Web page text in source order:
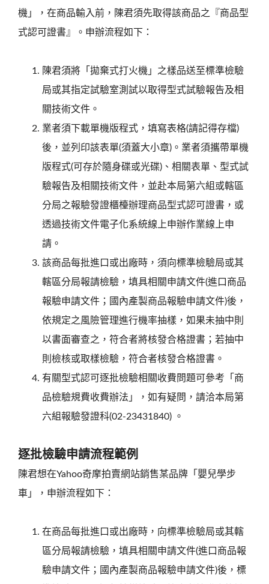
機」，在商品輸入前，陳君須先取得該商品之『商品型
式認可證書』。申辦流程如下：
陳君須將「拋棄式打火機」之樣品送至標準檢驗
局或其指定試驗室測試以取得型式試驗報告及相
關技術文件。
業者須下載單機版程式，填寫表格(請記得存檔)
後，並列印該表單(須蓋大小章)。業者須攜帶單機
版程式(可存於隨身碟或光碟)、相關表單、型式試
驗報告及相關技術文件，並赴本局第六組或轄區
分局之報驗發證櫃檯辦理商品型式認可證書，或
透過技術文件電子化系統線上申辦作業線上申
請。
該商品每批進口或出廠時，須向標準檢驗局或其
轄區分局報請檢驗，填具相關申請文件(進口商品
報驗申請文件；國內產製商品報驗申請文件)後，
依規定之風險管理進行機率抽樣，如果未抽中則
以書面審查之，符合者將核發合格證書；若抽中
則檢核或取樣檢驗，符合者核發合格證書。
有關型式認可逐批檢驗相關收費問題可參考「商
品檢驗規費收費辦法」，如有疑問，請洽本局第
六組報驗發證科(02-23431840) 。
逐批檢驗申請流程範例
陳君想在Yahoo奇摩拍賣網站銷售某品牌「嬰兒學步
車」，申辦流程如下：
在商品每批進口或出廠時，向標準檢驗局或其轄
區分局報請檢驗，填具相關申請文件(進口商品報
驗申請文件；國內產製商品報驗申請文件)後，標